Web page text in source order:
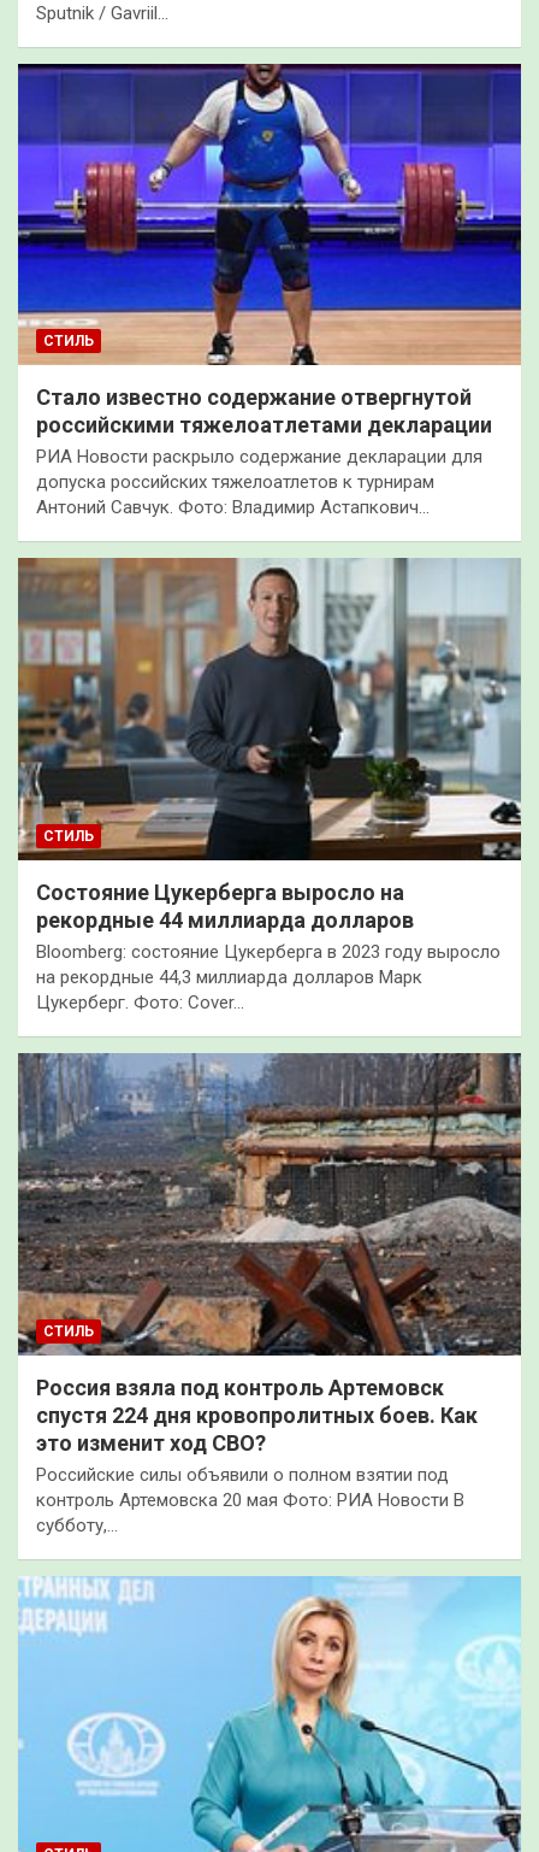
Sputnik / Gavriil…
СТИЛЬ
Стало известно содержание отвергнутой
российскими тяжелоатлетами декларации
РИА Новости раскрыло содержание декларации для
допуска российских тяжелоатлетов к турнирам
Антоний Савчук. Фото: Владимир Астапкович…
СТИЛЬ
Состояние Цукерберга выросло на
рекордные 44 миллиарда долларов
Bloomberg: состояние Цукерберга в 2023 году выросло
на рекордные 44,3 миллиарда долларов Марк
Цукерберг. Фото: Cover…
СТИЛЬ
Россия взяла под контроль Артемовск
спустя 224 дня кровопролитных боев. Как
это изменит ход СВО?
Российские силы объявили о полном взятии под
контроль Артемовска 20 мая Фото: РИА Новости В
субботу,…